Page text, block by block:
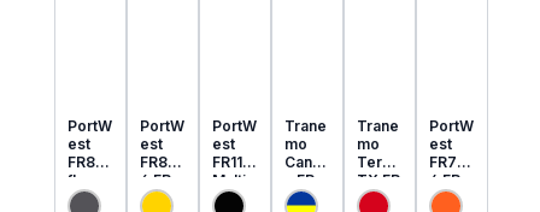
PortW
est
FR89
flamm
hemm
PortW
est
FR80
6 FR
MultiN
PortW
est
FR11
Multi
Norm
Trane
mo
Cante
x FR
MultiN
Trane
mo
Tera
TX FR
leicht
PortW
est
FR73
4 FR
MultiN